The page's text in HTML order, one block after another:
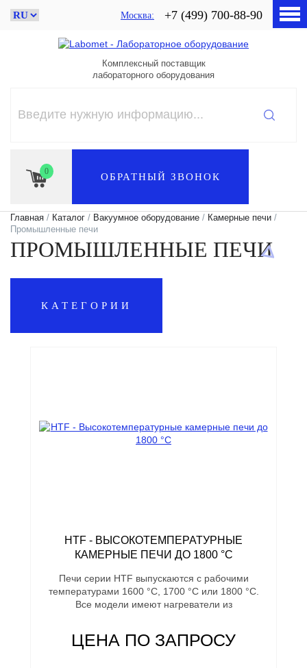
Москва +7 (499) 700-88-90
Комплексный поставщик
лабораторного оборудования
0 ОБРАТНЫЙ ЗВОНОК
Главная / Каталог / Вакуумное оборудование / Камерные печи /
Промышленные печи
ПРОМЫШЛЕННЫЕ ПЕЧИ
КАТЕГОРИИ
HTF - ВЫСОКОТЕМПЕРАТУРНЫЕ
КАМЕРНЫЕ ПЕЧИ ДО 1800 °C
Печи серии HTF выпускаются с рабочими
температурами 1600 °C, 1700 °C или 1800 °C.
Все модели имеют нагреватели из
ЦЕНА ПО ЗАПРОСУ